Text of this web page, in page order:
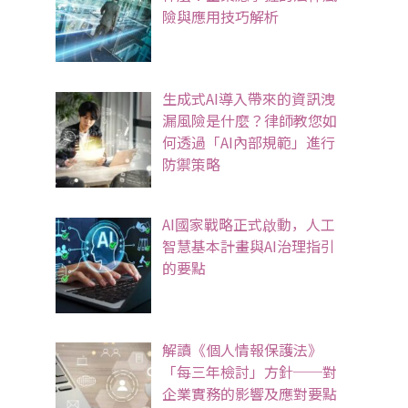
險與應用技巧解析
生成式AI導入帶來的資訊洩
漏風險是什麼？律師教您如
何透過「AI內部規範」進行
防禦策略
AI國家戰略正式啟動，人工
智慧基本計畫與AI治理指引
的要點
解讀《個人情報保護法》
「每三年檢討」方針──對
企業實務的影響及應對要點